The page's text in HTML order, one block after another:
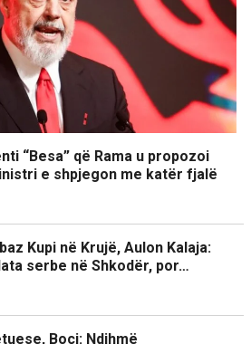
“Besa” që Rama u propozoi
e shpjegon me katër fjalë
Kupi në Krujë, Aulon Kalaja:
serbe në Shkodër, por…
Boçi: Ndihmë